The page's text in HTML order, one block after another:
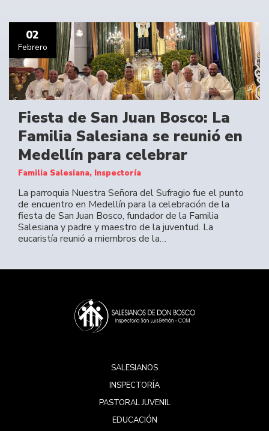
02
Febrero
Fiesta de San Juan Bosco: La
Familia Salesiana se reunió en
Medellín para celebrar
Familia Salesiana, Inspectoría
La parroquia Nuestra Señora del Sufragio fue el punto
de encuentro en Medellín para la celebración de la
fiesta de San Juan Bosco, fundador de la Familia
Salesiana y padre y maestro de la juventud. La
eucaristía reunió a miembros de la…
SALESIANOS
INSPECTORÍA
PASTORAL JUVENIL
EDUCACIÓN